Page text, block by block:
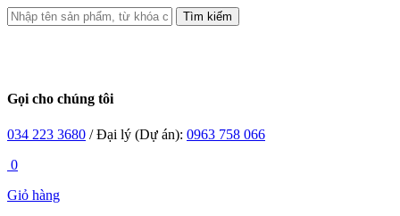
Tìm kiếm
Gọi cho chúng tôi
034 223 3680 / Đại lý (Dự án): 0963 758 066
0
Giỏ hàng